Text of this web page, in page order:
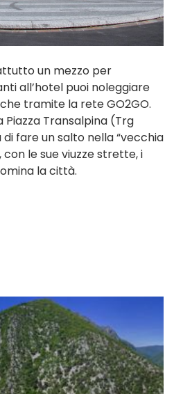
un mezzo per
all’hotel puoi noleggiare
tramite la rete GO2GO.
Transalpina (Trg
fare un salto nella “vecchia
con le sue viuzze strette, i
la città.